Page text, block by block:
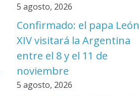
5 agosto, 2026
Confirmado: el papa León
XIV visitará la Argentina
entre el 8 y el 11 de
noviembre
5 agosto, 2026